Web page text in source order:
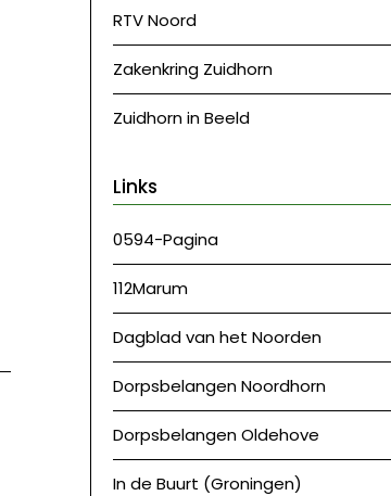
RTV Noord
Zakenkring Zuidhorn
Zuidhorn in Beeld
Links
0594-Pagina
112Marum
Dagblad van het Noorden
Dorpsbelangen Noordhorn
Dorpsbelangen Oldehove
In de Buurt (Groningen)